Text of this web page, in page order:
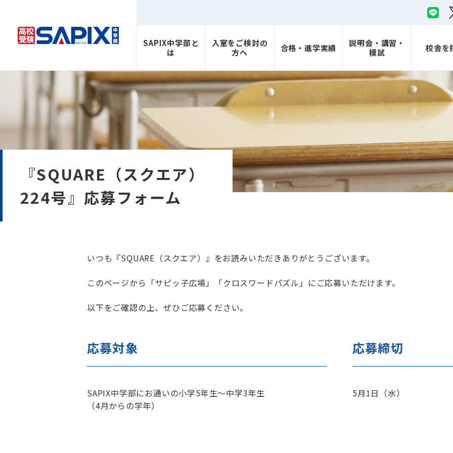
SAPIX中学部と
は
入室をご検討の
方へ
合格・進学実績
説明会・講習・
模試
校舎を
『SQUARE（スクエア）
224号』応募フォーム
いつも『SQUARE（スクエア）』をお読みいただきありがとうございます。
このページから「サピッ子広場」「クロスワードパズル」にご応募いただけます。
以下をご確認の上、ぜひご応募ください。
応募対象
SAPIX中学部にお通いの小学5年生～中学3年生
（4月からの学年）
応募締切
5月1日（水）